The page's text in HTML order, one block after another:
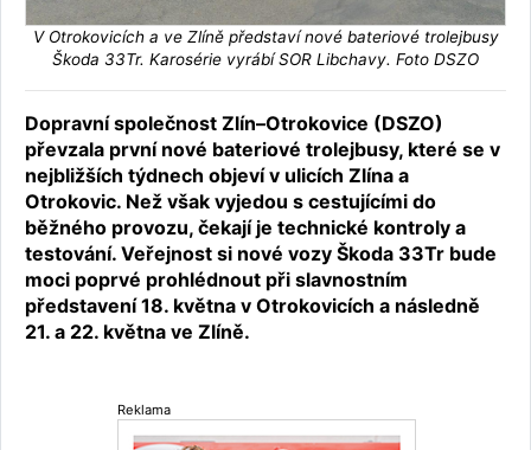
V Otrokovicích a ve Zlíně představí nové bateriové trolejbusy
Škoda 33Tr. Karosérie vyrábí SOR Libchavy. Foto DSZO
Dopravní společnost Zlín–Otrokovice (DSZO)
převzala první nové bateriové trolejbusy, které se v
nejbližších týdnech objeví v ulicích Zlína a
Otrokovic. Než však vyjedou s cestujícími do
běžného provozu, čekají je technické kontroly a
testování. Veřejnost si nové vozy Škoda 33Tr bude
moci poprvé prohlédnout při slavnostním
představení 18. května v Otrokovicích a následně
21. a 22. května ve Zlíně.
Reklama